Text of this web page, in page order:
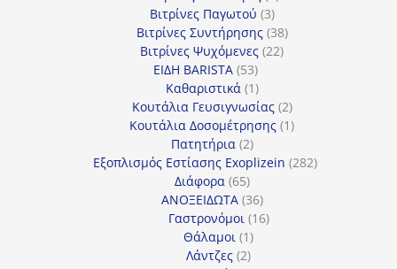
προϊόντα
Βιτρίνες Παγωτού 33
προϊόντα
Βιτρίνες Συντήρησης 3838
προϊόντα
Βιτρίνες Ψυχόμενες 2222
ΕΙΔΗ BARISTA 5353
προϊόντα
Καθαριστικά 11
προϊόν
Κουτάλια Γευσιγνωσίας 22
προϊόντα
Κουτάλια Δοσομέτρησης 11
Πατητήρια 22
προϊόντα
Εξοπλισμός Εστίασης Exoplizein 282282
Διάφορα 6565
προϊόντα
ΑΝΟΞΕΙΔΩΤΑ 3636
προϊόντα
Γαστρονόμοι 1616
Θάλαμοι 11
προϊόν
Λάντζες 22